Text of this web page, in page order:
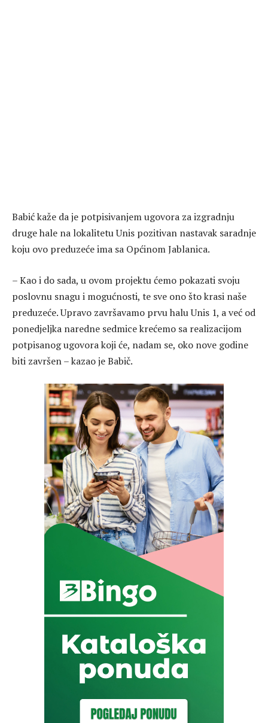
Babić kaže da je potpisivanjem ugovora za izgradnju
druge hale na lokalitetu Unis pozitivan nastavak saradnje
koju ovo preduzeće ima sa Općinom Jablanica.
– Kao i do sada, u ovom projektu ćemo pokazati svoju
poslovnu snagu i mogućnosti, te sve ono što krasi naše
preduzeće. Upravo završavamo prvu halu Unis 1, a već od
ponedjeljka naredne sedmice krećemo sa realizacijom
potpisanog ugovora koji će, nadam se, oko nove godine
biti završen – kazao je Babič.